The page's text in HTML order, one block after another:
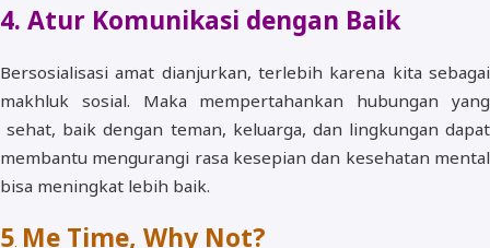
4. Atur Komunikasi dengan Baik
Bersosialisasi amat dianjurkan, terlebih karena kita sebagai
makhluk sosial. Maka mempertahankan hubungan yang
sehat, baik dengan teman, keluarga, dan lingkungan dapat
membantu mengurangi rasa kesepian dan kesehatan mental
bisa meningkat lebih baik.
5. Me Time, Why Not?